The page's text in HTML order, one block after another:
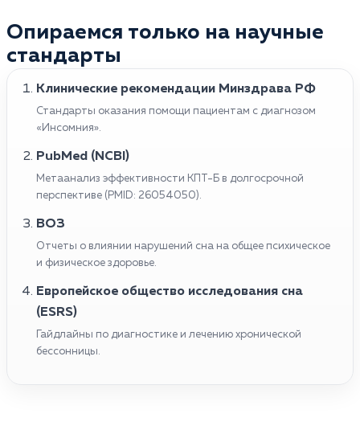
Опираемся только на научные
стандарты
Клинические рекомендации Минздрава РФ
Стандарты оказания помощи пациентам с диагнозом
«Инсомния».
PubMed (NCBI)
Метаанализ эффективности КПТ-Б в долгосрочной
перспективе (PMID: 26054050).
ВОЗ
Отчеты о влиянии нарушений сна на общее психическое
и физическое здоровье.
Европейское общество исследования сна
(ESRS)
Гайдлайны по диагностике и лечению хронической
бессонницы.